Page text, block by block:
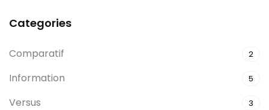
Categories
Comparatif 2
Information 5
Versus 3